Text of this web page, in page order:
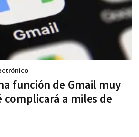
función de Gmail muy
complicará a miles de